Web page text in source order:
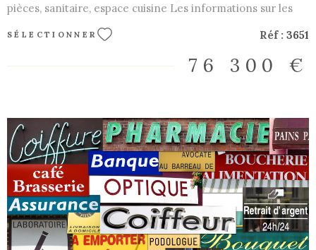
pièces, sanitaire, espace cuisine Les informations sur les
site Géorisques : www.georisques.gouv.fr CARTE
informations sur les risques auxquels ce bien est exposé
SÉLECTIONNER Réf : 3651
76 300 €
VOIR LE BIEN